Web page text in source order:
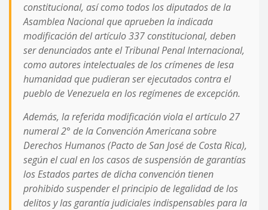
constitucional, así como todos los diputados de la
Asamblea Nacional que aprueben la indicada
modificación del artículo 337 constitucional, deben
ser denunciados ante el Tribunal Penal Internacional,
como autores intelectuales de los crímenes de lesa
humanidad que pudieran ser ejecutados contra el
pueblo de Venezuela en los regímenes de excepción.
Además, la referida modificación viola el artículo 27
numeral 2° de la Convención Americana sobre
Derechos Humanos (Pacto de San José de Costa Rica),
según el cual en los casos de suspensión de garantías
los Estados partes de dicha convención tienen
prohibido suspender el principio de legalidad de los
delitos y las garantía judiciales indispensables para la